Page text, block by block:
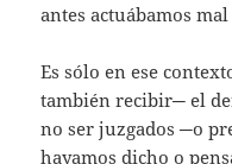
antes actuábamos
Es sólo en ese
también recibir─ el
no ser juzgados ─o
hayamos dicho o